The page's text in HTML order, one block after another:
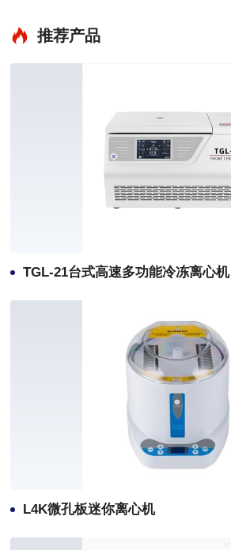
推荐产品
TGL-21台式高速多功能冷冻离心机
L4K微孔板迷你离心机